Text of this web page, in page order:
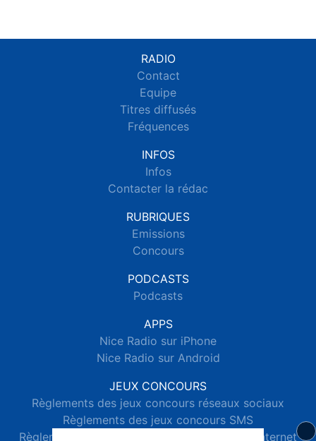
RADIO
Contact
Equipe
Titres diffusés
Fréquences
INFOS
Infos
Contacter la rédac
RUBRIQUES
Emissions
Concours
PODCASTS
Podcasts
APPS
Nice Radio sur iPhone
Nice Radio sur Android
JEUX CONCOURS
Règlements des jeux concours réseaux sociaux
Règlements des jeux concours SMS
Règlements des jeux concours téléphone et internet